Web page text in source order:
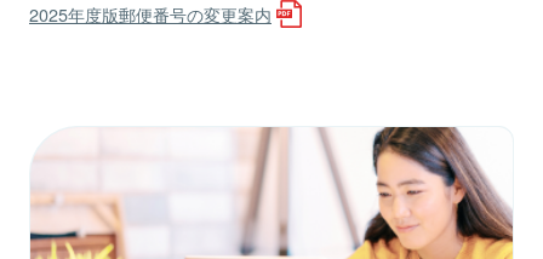
2025年度版郵便番号の変更案内